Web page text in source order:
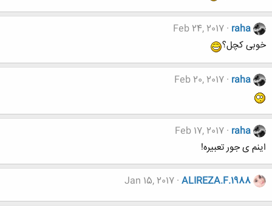
raha
Feb 24, 2017
خوبی کچل؟
raha
Feb 20, 2017
raha
Feb 17, 2017
اینم ی جور تعبیره!
ALIREZA.F.1988
Jan 15, 2017